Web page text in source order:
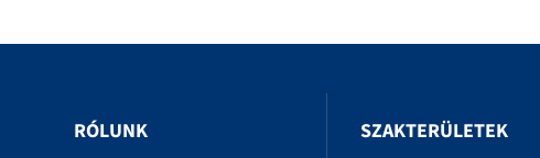
RÓLUNK SZAKTERÜLETEK